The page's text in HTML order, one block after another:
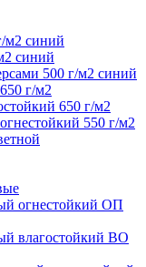
м2 синий
синий
500 г/м2 синий
г/м2
650 г/м2
550 г/м2
огнестойкий ОП
влагостойкий ВО